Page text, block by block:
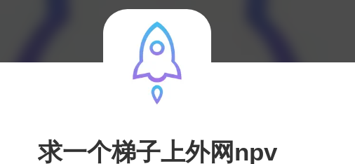
求一个梯子上外网npv